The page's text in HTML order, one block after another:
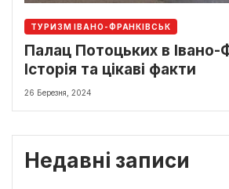
ТУРИЗМ ІВАНО-ФРАНКІВСЬК
Палац Потоцьких в Івано-
Історія та цікаві факти
26 Березня, 2024
Недавні записи